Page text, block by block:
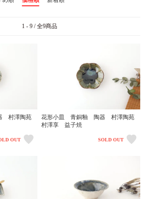
1 - 9 / 全9商品
村澤陶苑
OUT
花形小皿 青銅釉 陶器 村澤陶苑
村澤享 益子焼
SOLD OUT